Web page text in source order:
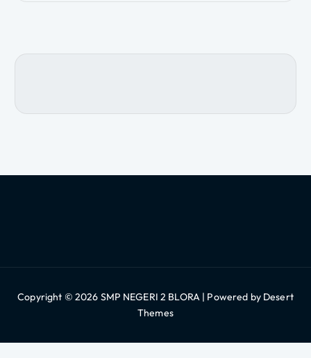
a
i
Copyright © 2026 SMP NEGERI 2 BLORA | Powered by Desert
Themes